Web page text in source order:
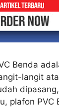
Benda
langit
plafon